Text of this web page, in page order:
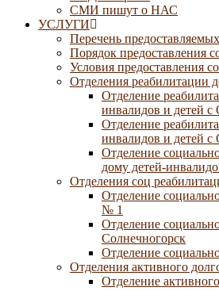
СМИ пишут о НАС
УСЛУГИ
Перечень
Порядок предоставления
Условия предоставления
Отделения реабилитации
Отделение
инвалидов и детей
Отделение
инвалидов и детей
Отделение
дому детей-
Отделения соц
Отделение
№ 1
Отделение
Солнечногорск
Отделение
Отделения активного
Отделение